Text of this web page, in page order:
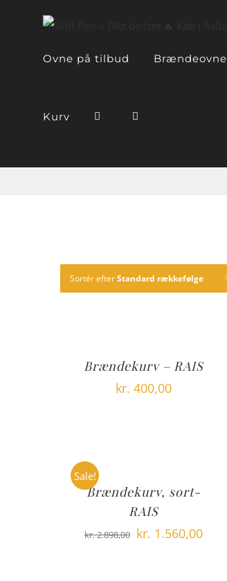
Ovne på tilbud Brændeovne
Kurv
Sortér efterStandard rækkefølge
Brændekurv – RAIS
kr. 400,00
Sale!
Brændekurv, sort-
RAIS
kr.2.898,00 Den
kr. 1.560,00Den